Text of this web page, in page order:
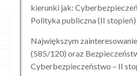
kierunki jak:
Polityka publiczna (II
Największym
(585/120) oraz
Cyberbezpieczeństwo – II